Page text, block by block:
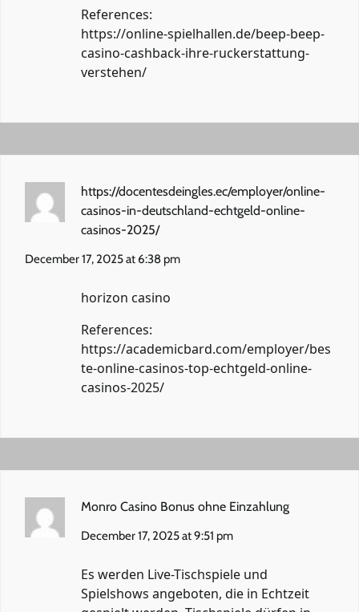
References:
https://online-spielhallen.de/beep-beep-
casino-cashback-ihre-ruckerstattung-
verstehen/
https://docentesdeingles.ec/employer/online-
casinos-in-deutschland-echtgeld-online-
casinos-2025/
December 17, 2025 at 6:38 pm
horizon casino
References:
https://academicbard.com/employer/bes
te-online-casinos-top-echtgeld-online-
casinos-2025/
Monro Casino Bonus ohne Einzahlung
December 17, 2025 at 9:51 pm
Es werden Live-Tischspiele und
Spielshows angeboten, die in Echtzeit